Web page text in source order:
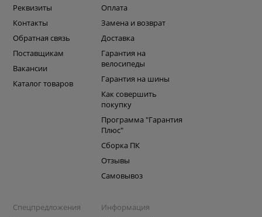
Реквизиты
Контакты
Обратная связь
Поставщикам
Вакансии
Каталог товаров
Оплата
Замена и возврат
Доставка
Гарантия на
велосипеды
Гарантия на шины
Как совершить
покупку
Программа "Гарантия
Плюс"
Сборка ПК
Отзывы
Самовывоз
Спецпредложения
Информация